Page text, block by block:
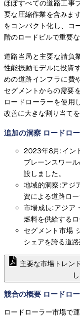
ほぼすべての道路工事
要な圧縮作業を含みま
をコンパクト化し、コ
階のロードビルで重要
道路当局と主要な請負
性能振動モデルに投資
めの道路インフラに費
セグメントからの需要
ロードローラーを使用
改善に大きな割り当て
追加の洞察 ロードロ
2023年8月:イン
ブレーンスワー
設しました。
地域的洞察:アジ
資による道路ロー
市場成長:アジア
燃料を供給する
セグメント市場
シェアを誇る道路
主要な市場トレン
競合の概要 ロードロ
ロードローラー市場で